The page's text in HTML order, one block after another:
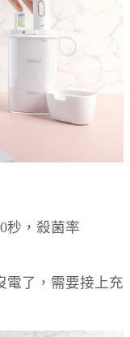
秒，殺菌率
電了，需要接上充